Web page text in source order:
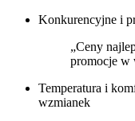
Konkurencyjne i
„Ceny
promocje w
Temperatura i
wzmianek